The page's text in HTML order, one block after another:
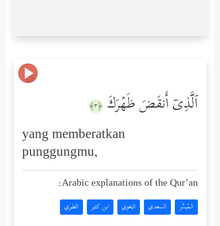
ٱلَّذِیۤ أَنقَضَ ظَهۡرَكَ ﴿٣﴾
yang memberatkan
punggungmu,
Arabic explanations of the Qur’an:
المُيسَّر السعدي البغوي ابن كثير الطبري